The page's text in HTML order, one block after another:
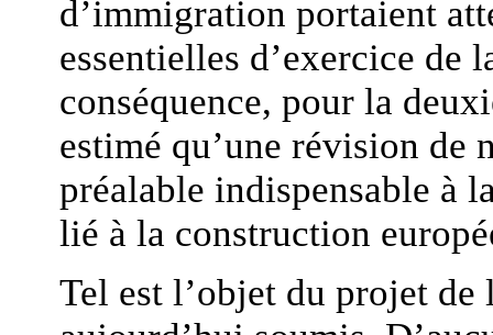
d’immigration portaient
essentielles d’exercice de
conséquence, pour la
estimé qu’une révision de
préalable indispensable à
lié à la construction
Tel est l’objet du projet